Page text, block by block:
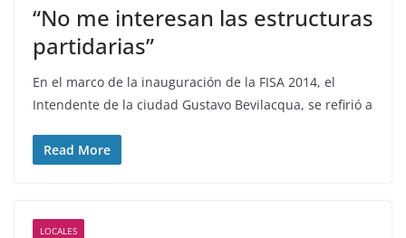
“No me interesan las estructuras
partidarias”
En el marco de la inauguración de la FISA 2014, el
Intendente de la ciudad Gustavo Bevilacqua, se refirió a
Read More
LOCALES